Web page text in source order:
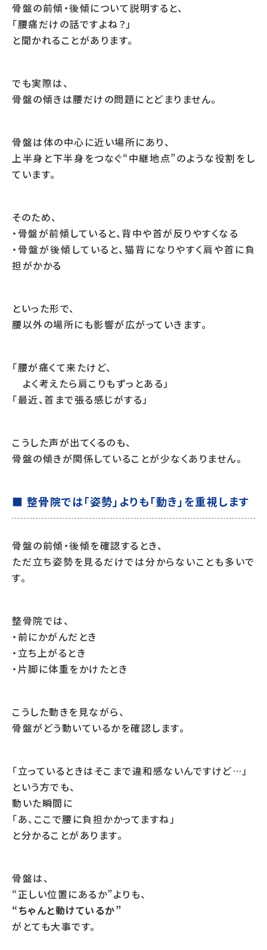
骨盤の前傾・後傾について説明すると、
「腰痛だけの話ですよね？」
と聞かれることがあります。
でも実際は、
骨盤の傾きは腰だけの問題にとどまりません。
骨盤は体の中心に近い場所にあり、
上半身と下半身をつなぐ“中継地点”のような役割をし
ています。
そのため、
・骨盤が前傾していると、背中や首が反りやすくなる
・骨盤が後傾していると、猫背になりやすく肩や首に負
担がかかる
といった形で、
腰以外の場所にも影響が広がっていきます。
「腰が痛くて来たけど、
よく考えたら肩こりもずっとある」
「最近、首まで張る感じがする」
こうした声が出てくるのも、
骨盤の傾きが関係していることが少なくありません。
■ 整骨院では「姿勢」よりも「動き」を重視します
骨盤の前傾・後傾を確認するとき、
ただ立ち姿勢を見るだけでは分からないことも多いで
す。
整骨院では、
・前にかがんだとき
・立ち上がるとき
・片脚に体重をかけたとき
こうした動きを見ながら、
骨盤がどう動いているかを確認します。
「立っているときはそこまで違和感ないんですけど…」
という方でも、
動いた瞬間に
「あ、ここで腰に負担かかってますね」
と分かることがあります。
骨盤は、
“正しい位置にあるか”よりも、
“ちゃんと動けているか”
がとても大事です。